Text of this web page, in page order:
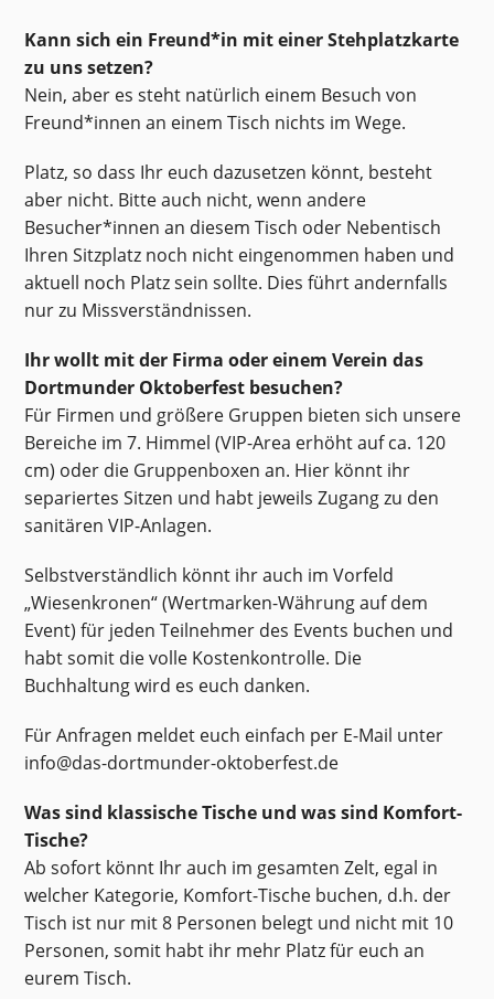
Kann sich ein Freund*in mit einer Stehplatzkarte
zu uns setzen?
Nein, aber es steht natürlich einem Besuch von
Freund*innen an einem Tisch nichts im Wege.
Platz, so dass Ihr euch dazusetzen könnt, besteht
aber nicht. Bitte auch nicht, wenn andere
Besucher*innen an diesem Tisch oder Nebentisch
Ihren Sitzplatz noch nicht eingenommen haben und
aktuell noch Platz sein sollte. Dies führt andernfalls
nur zu Missverständnissen.
Ihr wollt mit der Firma oder einem Verein das
Dortmunder Oktoberfest besuchen?
Für Firmen und größere Gruppen bieten sich unsere
Bereiche im 7. Himmel (VIP-Area erhöht auf ca. 120
cm) oder die Gruppenboxen an. Hier könnt ihr
separiertes Sitzen und habt jeweils Zugang zu den
sanitären VIP-Anlagen.
Selbstverständlich könnt ihr auch im Vorfeld
„Wiesenkronen“ (Wertmarken-Währung auf dem
Event) für jeden Teilnehmer des Events buchen und
habt somit die volle Kostenkontrolle. Die
Buchhaltung wird es euch danken.
Für Anfragen meldet euch einfach per E-Mail unter
info@das-dortmunder-oktoberfest.de
Was sind klassische Tische und was sind Komfort-
Tische?
Ab sofort könnt Ihr auch im gesamten Zelt, egal in
welcher Kategorie, Komfort-Tische buchen, d.h. der
Tisch ist nur mit 8 Personen belegt und nicht mit 10
Personen, somit habt ihr mehr Platz für euch an
eurem Tisch.